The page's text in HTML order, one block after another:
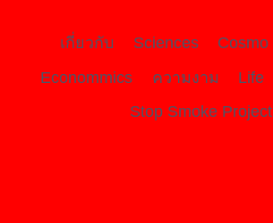
เกี่ยวกับ Sciences Cosmo
Econommics
ความงาม Life
Stop Smoke Project